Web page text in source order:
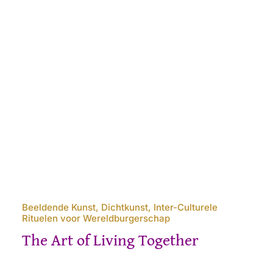
Beeldende Kunst, Dichtkunst, Inter-Culturele
Rituelen voor Wereldburgerschap
The Art of Living Together